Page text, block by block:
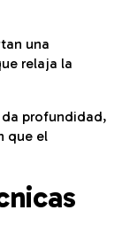
una
relaja la
da profundidad,
que el